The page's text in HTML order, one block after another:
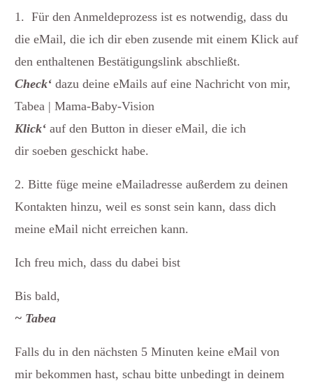
1. Für den Anmeldeprozess ist es notwendig, dass du
die eMail, die ich dir eben zusende mit einem Klick auf
den enthaltenen Bestätigungslink abschließt.
Check‘ dazu deine eMails auf eine Nachricht von mir,
Tabea | Mama-Baby-Vision
Klick‘ auf den Button in dieser eMail, die ich
dir soeben geschickt habe.
2. Bitte füge meine eMailadresse außerdem zu deinen
Kontakten hinzu, weil es sonst sein kann, dass dich
meine eMail nicht erreichen kann.
Ich freu mich, dass du dabei bist
Bis bald,
~ Tabea
Falls du in den nächsten 5 Minuten keine eMail von
mir bekommen hast, schau bitte unbedingt in deinem